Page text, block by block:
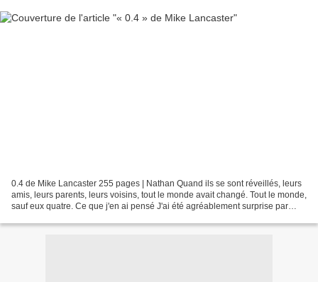
0.4 de Mike Lancaster 255 pages | Nathan Quand ils se sont réveillés, leurs
amis, leurs parents, leurs voisins, tout le monde avait changé. Tout le monde,
sauf eux quatre. Ce que j'en ai pensé J'ai été agréablement surprise par